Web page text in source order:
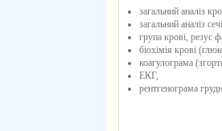
загальний аналіз
загальний аналіз
група крові, резус
біохімія крові
коагулограма
ЕКГ,
рентгенограма